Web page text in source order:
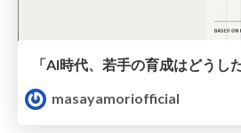
masayamoriofficial